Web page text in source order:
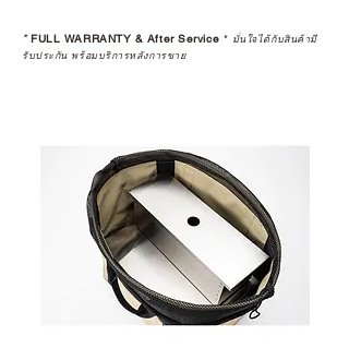
*FULL WARRANTY & After Service * มั่นใจได้กับสินค้ามี
รับประกัน พร้อมบริการหลังการขาย